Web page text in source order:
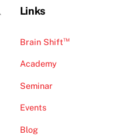
Links
Brain Shift™
Academy
Seminar
Events
Blog